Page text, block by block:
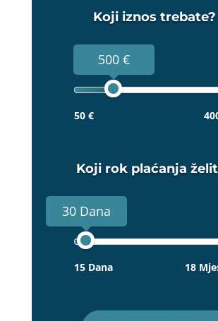
Koji iznos trebate?
500 €
50 €
Koji rok plaćanja
30 Dana
15 Dana 18